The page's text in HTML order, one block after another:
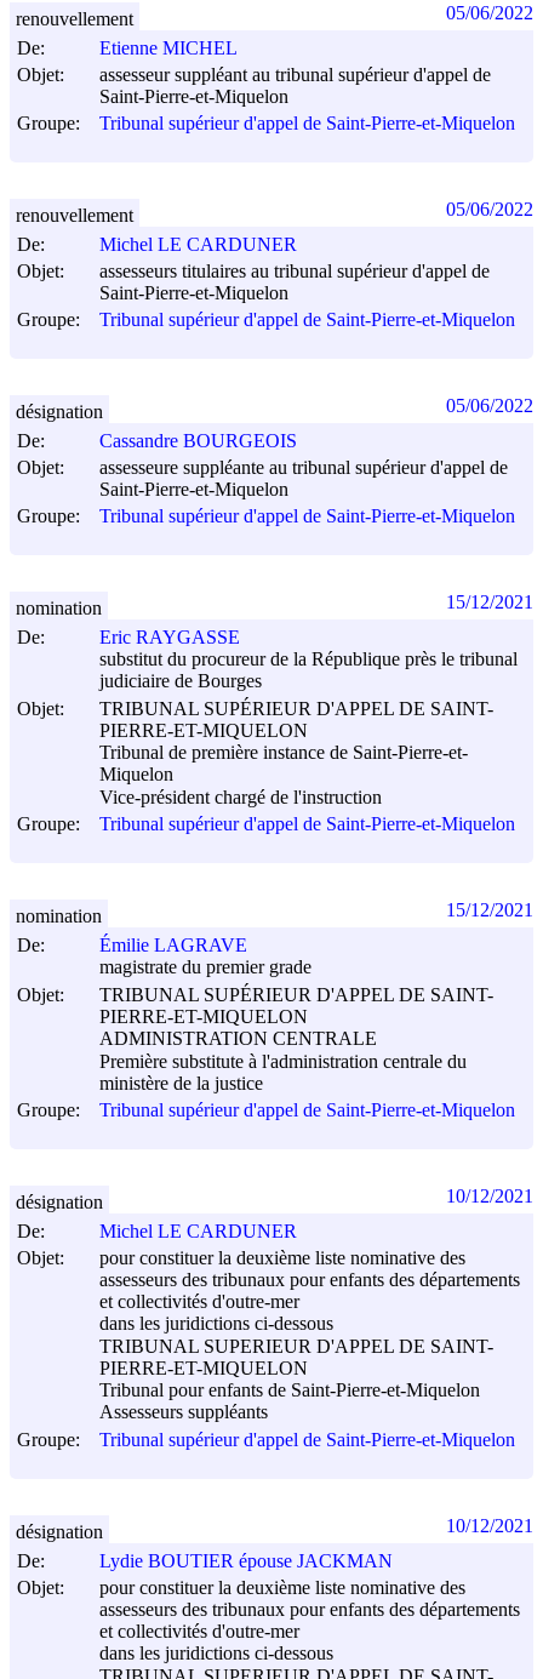
De:
Etienne MICHEL
Objet:
assesseur suppléant au tribunal supérieur d'appel de
Saint-Pierre-et-Miquelon
Groupe:
Tribunal supérieur d'appel de Saint-Pierre-et-Miquelon
renouvellement 05/06/2022
De:
Michel LE CARDUNER
Objet:
assesseurs titulaires au tribunal supérieur d'appel de
Saint-Pierre-et-Miquelon
Groupe:
Tribunal supérieur d'appel de Saint-Pierre-et-Miquelon
renouvellement 05/06/2022
De:
Cassandre BOURGEOIS
Objet:
assesseure suppléante au tribunal supérieur d'appel de
Saint-Pierre-et-Miquelon
Groupe:
Tribunal supérieur d'appel de Saint-Pierre-et-Miquelon
désignation 05/06/2022
De:
Eric RAYGASSE
substitut du procureur de la République près le tribunal
judiciaire de Bourges
Objet:
TRIBUNAL SUPÉRIEUR D'APPEL DE SAINT-
PIERRE-ET-MIQUELON
Tribunal de première instance de Saint-Pierre-et-
Miquelon
Vice-président chargé de l'instruction
Groupe:
Tribunal supérieur d'appel de Saint-Pierre-et-Miquelon
nomination 15/12/2021
De:
Émilie LAGRAVE
magistrate du premier grade
Objet:
TRIBUNAL SUPÉRIEUR D'APPEL DE SAINT-
PIERRE-ET-MIQUELON
ADMINISTRATION CENTRALE
Première substitute à l'administration centrale du
ministère de la justice
Groupe:
Tribunal supérieur d'appel de Saint-Pierre-et-Miquelon
nomination 15/12/2021
De:
Michel LE CARDUNER
Objet:
pour constituer la deuxième liste nominative des
assesseurs des tribunaux pour enfants des départements
et collectivités d'outre-mer
dans les juridictions ci-dessous
TRIBUNAL SUPERIEUR D'APPEL DE SAINT-
PIERRE-ET-MIQUELON
Tribunal pour enfants de Saint-Pierre-et-Miquelon
Assesseurs suppléants
Groupe:
Tribunal supérieur d'appel de Saint-Pierre-et-Miquelon
désignation 10/12/2021
De:
Lydie BOUTIER épouse JACKMAN
Objet:
pour constituer la deuxième liste nominative des
assesseurs des tribunaux pour enfants des départements
et collectivités d'outre-mer
dans les juridictions ci-dessous
désignation 10/12/2021